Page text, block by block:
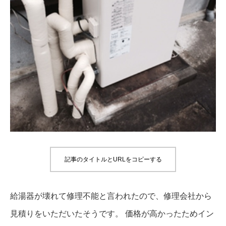
記事のタイトルとURLをコピーする
給湯器が壊れて修理不能と言われたので、修理会社から
見積りをいただいたそうです。 価格が高かったためイン